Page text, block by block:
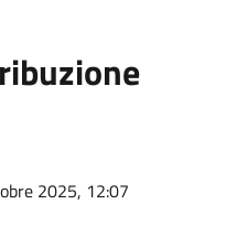
2025, 12:07